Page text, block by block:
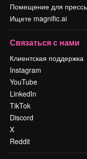
Помещение для
Ищете magnific.ai
Связаться с нами
Клиентская поддержка
Instagram
YouTube
LinkedIn
TikTok
Discord
X
Reddit